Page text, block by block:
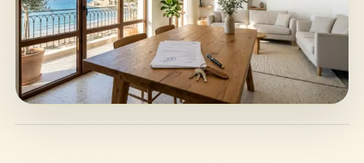
Telegram
hello@shalomisrael.ru